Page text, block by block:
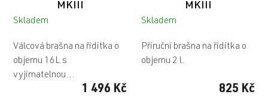
MKIII
Skladem
1 496 Kč
Válcová brašna na řídítka o
objemu 16L s
vyjímatelnou...
MKIII
Skladem
825 Kč
Příruční brašna na řídítka o
objemu 2 l.